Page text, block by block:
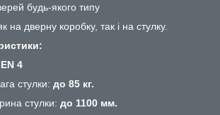
будь-якого типу
на дверну коробку, так і на стулку.
EN 4
стулки: до 85 кг.
стулки: до 1100 мм.